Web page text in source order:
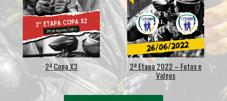
2ª Copa X3
2ª Etapa 2022 – Fotos e
Vídeos